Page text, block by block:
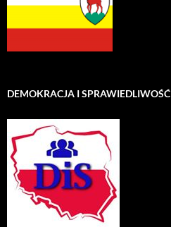
DEMOKRACJA I SPRAWIEDLIWOŚĆ